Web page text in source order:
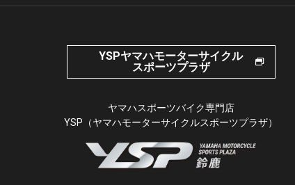
YSPヤマハモーターサイクル
スポーツプラザ
ヤマハスポーツバイク専門店
YSP（ヤマハモーターサイクルスポーツプラザ）